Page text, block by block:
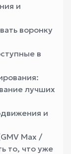
и
воронку
в
лучших
и
Max /
то, что уже